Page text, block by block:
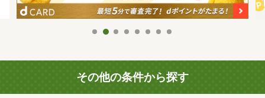
その他の条件から探す